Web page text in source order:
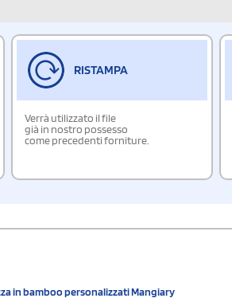
RISTAMPA
Verrà utilizzato il file
già in nostro possesso
come precedenti forniture.
in bamboo personalizzati Mangiary